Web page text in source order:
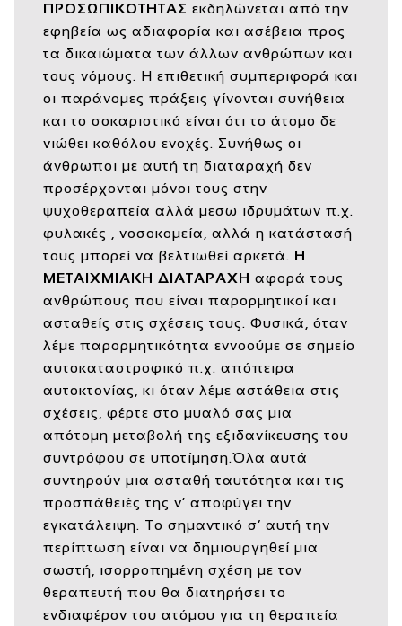
ΠΡΟΣΩΠΙΚΟΤΗΤΑΣ εκδηλώνεται από την
εφηβεία ως αδιαφορία και ασέβεια προς
τα δικαιώματα των άλλων ανθρώπων και
τους νόμους. Η επιθετική συμπεριφορά και
οι παράνομες πράξεις γίνονται συνήθεια
και το σοκαριστικό είναι ότι το άτομο δε
νιώθει καθόλου ενοχές. Συνήθως οι
άνθρωποι με αυτή τη διαταραχή δεν
προσέρχονται μόνοι τους στην
ψυχοθεραπεία αλλά μεσω ιδρυμάτων π.χ.
φυλακές , νοσοκομεία, αλλά η κατάστασή
τους μπορεί να βελτιωθεί αρκετά. Η
ΜΕΤΑΙΧΜΙΑΚΗ ΔΙΑΤΑΡΑΧΗ αφορά τους
ανθρώπους που είναι παρορμητικοί και
ασταθείς στις σχέσεις τους. Φυσικά, όταν
λέμε παρορμητικότητα εννοούμε σε σημείο
αυτοκαταστροφικό π.χ. απόπειρα
αυτοκτονίας, κι όταν λέμε αστάθεια στις
σχέσεις, φέρτε στο μυαλό σας μια
απότομη μεταβολή της εξιδανίκευσης του
συντρόφου σε υποτίμηση.Όλα αυτά
συντηρούν μια ασταθή ταυτότητα και τις
προσπάθειές της ν’ αποφύγει την
εγκατάλειψη. Το σημαντικό σ’ αυτή την
περίπτωση είναι να δημιουργηθεί μια
σωστή, ισορροπημένη σχέση με τον
θεραπευτή που θα διατηρήσει το
ενδιαφέρον του ατόμου για τη θεραπεία